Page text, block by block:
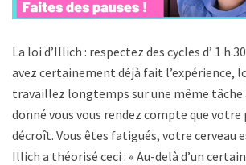
La loi d’Illich : respectez des cycles d’ 1 h
avez certainement déjà fait l’expérience,
travaillez longtemps sur une même tâche
donné vous vous rendez compte que
décroît. Vous êtes fatigués, votre cerveau
Illich a théorisé ceci : « Au-delà d’un